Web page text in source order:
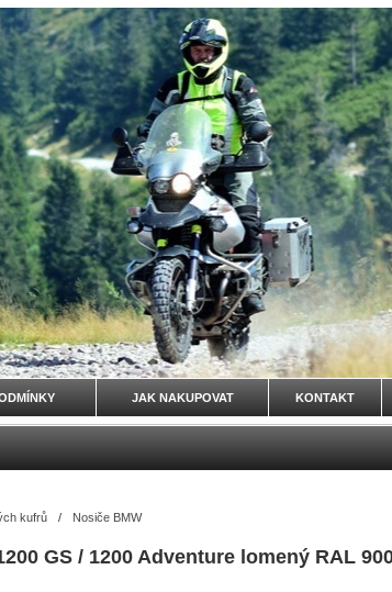
JAK NAKUPOVAT KONTAKT
kufrů / Nosiče BMW
GS / 1200 Adventure lomený RAL